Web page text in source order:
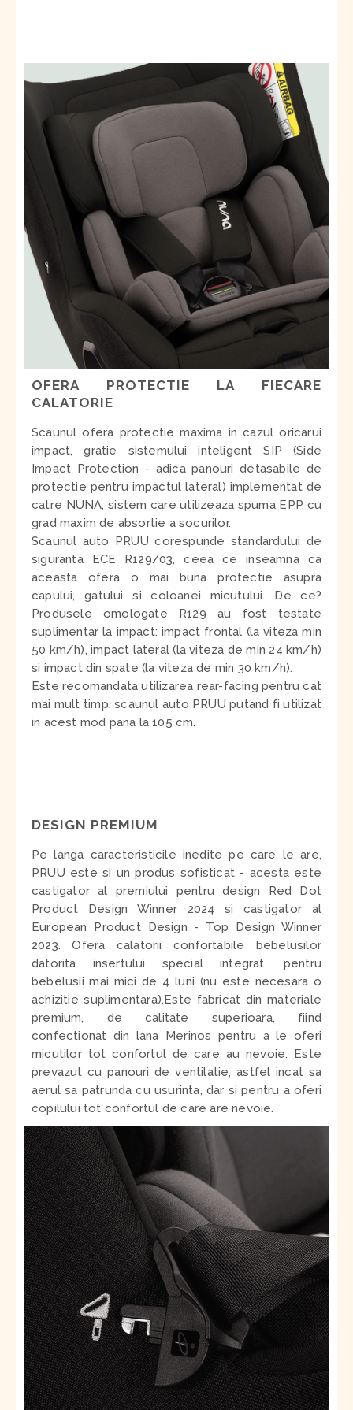
OFERA PROTECTIE LA FIECARE
CALATORIE
Scaunul ofera protectie maxima in cazul oricarui
impact, gratie sistemului inteligent SIP (Side
Impact Protection - adica panouri detasabile de
protectie pentru impactul lateral) implementat de
catre NUNA, sistem care utilizeaza spuma EPP cu
grad maxim de absortie a socurilor.
Scaunul auto PRUU corespunde standardului de
siguranta ECE R129/03, ceea ce inseamna ca
aceasta ofera o mai buna protectie asupra
capului, gatului si coloanei micutului. De ce?
Produsele omologate R129 au fost testate
suplimentar la impact: impact frontal (la viteza min
50 km/h), impact lateral (la viteza de min 24 km/h)
si impact din spate (la viteza de min 30 km/h).
Este recomandata utilizarea rear-facing pentru cat
mai mult timp, scaunul auto PRUU putand fi utilizat
in acest mod pana la 105 cm.
DESIGN PREMIUM
Pe langa caracteristicile inedite pe care le are,
PRUU este si un produs sofisticat - acesta este
castigator al premiului pentru design Red Dot
Product Design Winner 2024 si castigator al
European Product Design - Top Design Winner
2023. Ofera calatorii confortabile bebelusilor
datorita insertului special integrat, pentru
bebelusii mai mici de 4 luni (nu este necesara o
achizitie suplimentara).Este fabricat din materiale
premium, de calitate superioara, fiind
confectionat din lana Merinos pentru a le oferi
micutilor tot confortul de care au nevoie. Este
prevazut cu panouri de ventilatie, astfel incat sa
aerul sa patrunda cu usurinta, dar si pentru a oferi
copilului tot confortul de care are nevoie.